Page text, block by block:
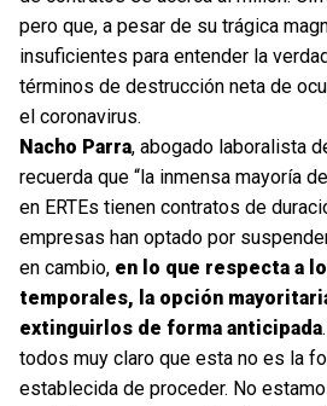
pero que, a pesar de su trágica
insuficientes para entender la
términos de destrucción neta de
el coronavirus.
Nacho Parra, abogado laboralista
recuerda que “la inmensa mayoría
en ERTEs tienen contratos de
empresas han optado por
en cambio, en lo que respecta a
temporales, la opción
extinguirlos de forma anticipada
todos muy claro que esta no es la
establecida de proceder. No